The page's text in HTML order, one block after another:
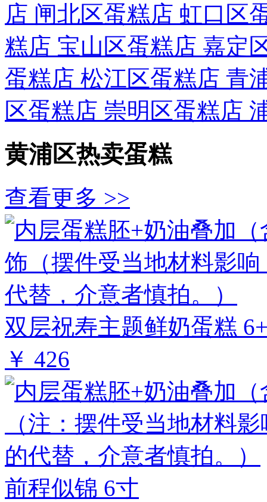
店 闸北区蛋糕店 虹口区
糕店 宝山区蛋糕店 嘉定
蛋糕店 松江区蛋糕店 青
区蛋糕店 崇明区蛋糕店
黄浦区热卖蛋糕
查看更多 >>
双层祝寿主题鲜奶蛋糕
￥ 426
前程似锦 6寸